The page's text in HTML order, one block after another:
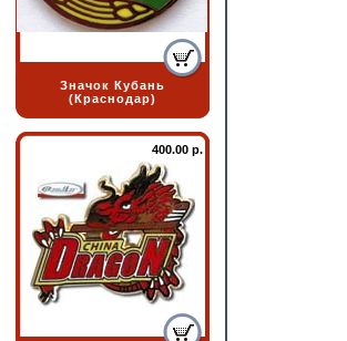
Значок Кубань
(Краснодар)
400.00 р.